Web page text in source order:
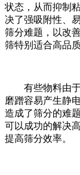
状态，从而抑制
决了强吸附性、
筛分难题，以改
筛特别适合高品
有些物料由于
磨蹭容易产生静
造成了筛分的难
可以成功的解决
提高筛分效率。